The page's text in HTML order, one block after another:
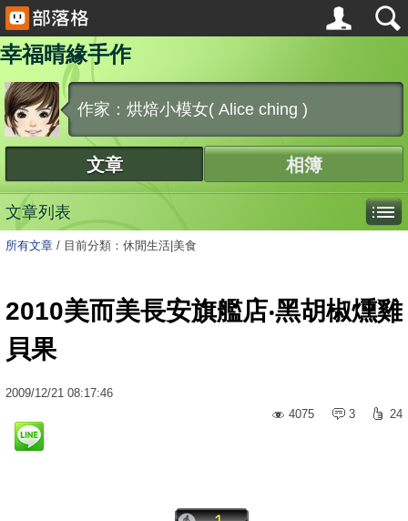
幸福晴緣手作
作家：烘焙小模女( Alice ching )
文章 相簿
文章列表
所有文章 / 目前分類：休閒生活|美食
2010美而美長安旗艦店‧黑胡椒燻雞
貝果
2009/12/21 08:17:46
4075
3 24